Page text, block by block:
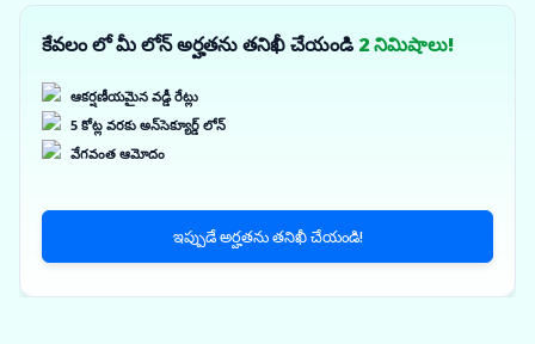
కేవలం లో మీ లోన్ అర్హతను తనిఖీ చేయండి 2 నిమిషాలు!
ఆకర్షణీయమైన వడ్డీ రేట్లు
5 కోట్ల వరకు అన్‌సెక్యూర్డ్ లోన్
వేగవంత ఆమోదం
ఇప్పుడే అర్హతను తనిఖీ చేయండి!